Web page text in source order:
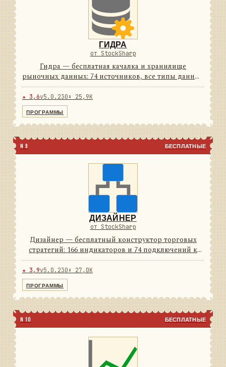
ГИДРА
от StockSharp
Гидра — бесплатная качалка и хранилище
рыночных данных: 74 источников, все типы данных
и своё хранилище с плотным сжатием. Работает по
расписанию и умеет отдавать данные другим
программам как сервер. ...
★ 3,6v5.0.230 ⬇ 25,9K
ПРОГРАММЫ
N 9 БЕСПЛАТНЫЕ
ДИЗАЙНЕР
от StockSharp
Дизайнер — бесплатный конструктор торговых
стратегий: 166 индикаторов и 74 подключений к
площадкам из коробки. Стратегия собирается
мышью из блоков, а если удобнее кодом — рядом
★ 3,9v5.0.230 ⬇ 27,0K
ПРОГРАММЫ
N 10 БЕСПЛАТНЫЕ